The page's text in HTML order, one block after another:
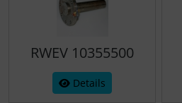
RWEV 10355500
Details